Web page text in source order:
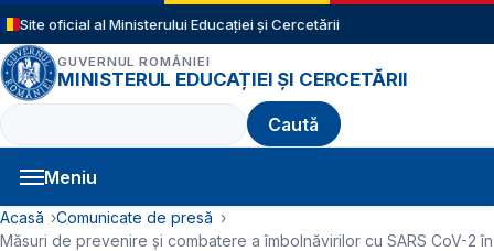
Sari la conținutul principal
Site oficial al Ministerului Educației și Cercetării
GUVERNUL ROMÂNIEI
MINISTERUL EDUCAȚIEI ȘI CERCETĂRII
Caută
Meniu
Navigație principală
Cale de navigare
Acasă
Comunicate de presă
Măsuri de prevenire și combatere a îmbolnăvirilor cu SARS CoV-2 în